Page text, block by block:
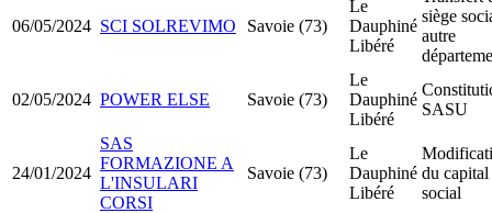
06/05/2024 SCI SOLREVIMO Savoie (73)
Le
Dauphiné
Libéré
siège
autre
02/05/2024 POWER ELSE Savoie (73)
Le
Dauphiné
Libéré
SASU
24/01/2024
SAS
FORMAZIONE A
L'INSULARI
CORSI
Savoie (73)
Le
Dauphiné
Libéré
du capital
social